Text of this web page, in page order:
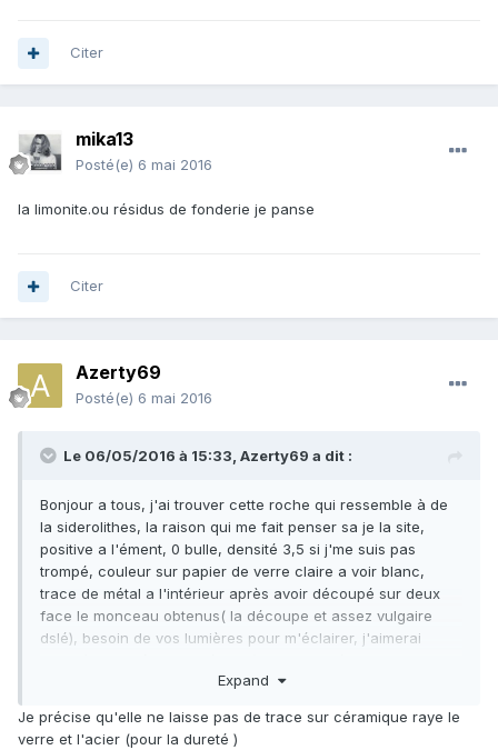
Citer
mika13
Posté(e) 6 mai 2016
la limonite.ou résidus de fonderie je panse
Citer
Azerty69
Posté(e) 6 mai 2016
Le 06/05/2016 à 15:33, Azerty69 a dit :
Bonjour a tous, j'ai trouver cette roche qui ressemble à de
la siderolithes, la raison qui me fait penser sa je la site,
positive a l'ément, 0 bulle, densité 3,5 si j'me suis pas
trompé, couleur sur papier de verre claire a voir blanc,
trace de métal a l'intérieur après avoir découpé sur deux
face le monceau obtenus( la découpe et assez vulgaire
dslé), besoin de vos lumières pour m'éclairer, j'aimerai
produit) pour tester le NI, merci par avance pour l'aide que
Cordialement Azerty69
Expand
Je précise qu'elle ne laisse pas de trace sur céramique raye le
verre et l'acier (pour la dureté )